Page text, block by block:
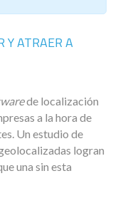
Y ATRAER A
de localización
a la hora de
Un estudio de
logran
una sin esta